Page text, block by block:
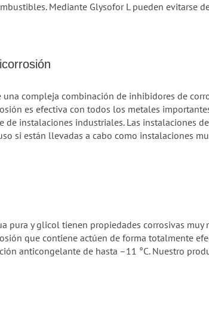
Mediante Glysofor L pueden evitarse
una compleja combinación de inhibidores de
es efectiva con todos los metales
de instalaciones industriales. Las instalaciones
si están llevadas a cabo como instalaciones
pura y glicol tienen propiedades corrosivas
que contiene actúen de forma totalmente
anticongelante de hasta –11 °C. Nuestro